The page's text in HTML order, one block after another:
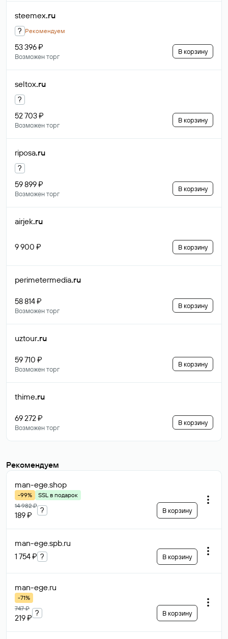
steemex.ru
? Рекомендуем
53 396 ₽
Возможен торг
В корзину
seltox.ru
?
52 703 ₽
Возможен торг
В корзину
riposa.ru
?
59 899 ₽
Возможен торг
В корзину
airjek.ru
9 900 ₽ В корзину
perimetermedia.ru
58 814 ₽
Возможен торг
В корзину
uztour.ru
59 710 ₽
Возможен торг
В корзину
thime.ru
69 272 ₽
Возможен торг
В корзину
Рекомендуем
man-ege.shop
-99%
SSL в подарок
14 982 ₽
189 ₽
? В корзину
man-ege.spb.ru
1 754 ₽ ? В корзину
man-ege.ru
-71%
747 ₽
219 ₽
? В корзину